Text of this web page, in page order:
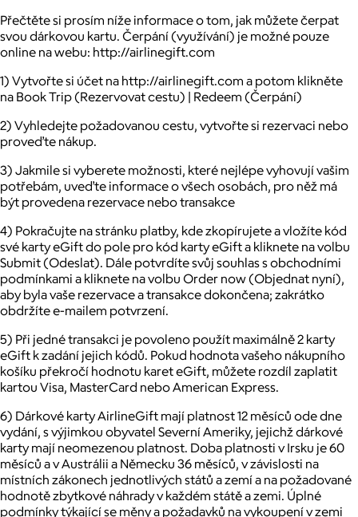
Přečtěte si prosím níže informace o tom, jak můžete čerpat
svou dárkovou kartu. Čerpání (využívání) je možné pouze
online na webu: http://airlinegift.com
1) Vytvořte si účet na http://airlinegift.com a potom klikněte
na Book Trip (Rezervovat cestu) | Redeem (Čerpání)
2) Vyhledejte požadovanou cestu, vytvořte si rezervaci nebo
proveďte nákup.
3) Jakmile si vyberete možnosti, které nejlépe vyhovují vašim
potřebám, uveďte informace o všech osobách, pro něž má
být provedena rezervace nebo transakce
4) Pokračujte na stránku platby, kde zkopírujete a vložíte kód
své karty eGift do pole pro kód karty eGift a kliknete na volbu
Submit (Odeslat). Dále potvrdíte svůj souhlas s obchodními
podmínkami a kliknete na volbu Order now (Objednat nyní),
aby byla vaše rezervace a transakce dokončena; zakrátko
obdržíte e-mailem potvrzení.
5) Při jedné transakci je povoleno použít maximálně 2 karty
eGift k zadání jejich kódů. Pokud hodnota vašeho nákupního
košíku překročí hodnotu karet eGift, můžete rozdíl zaplatit
kartou Visa, MasterCard nebo American Express.
6) Dárkové karty AirlineGift mají platnost 12 měsíců ode dne
vydání, s výjimkou obyvatel Severní Ameriky, jejichž dárkové
karty mají neomezenou platnost. Doba platnosti v Irsku je 60
měsíců a v Austrálii a Německu 36 měsíců, v závislosti na
místních zákonech jednotlivých států a zemí a na požadované
hodnotě zbytkové náhrady v každém státě a zemi. Úplné
podmínky týkající se měny a požadavků na vykoupení v zemi